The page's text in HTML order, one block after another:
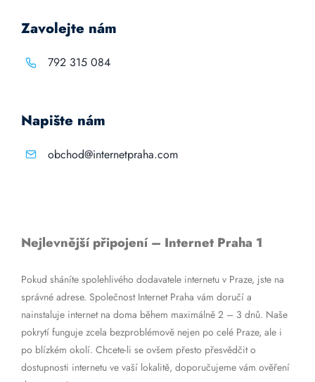
Zavolejte nám
792 315 084
Napište nám
obchod@internetpraha.com
Nejlevnější připojení – Internet Praha 1
Pokud sháníte spolehlivého dodavatele internetu v Praze, jste na
správné adrese. Společnost Internet Praha vám doručí a
nainstaluje internet na doma během maximálně 2 – 3 dnů. Naše
pokrytí funguje zcela bezproblémově nejen po celé Praze, ale i
po blízkém okolí. Chcete-li se ovšem přesto přesvědčit o
dostupnosti internetu ve vaší lokalitě, doporučujeme vám ověření